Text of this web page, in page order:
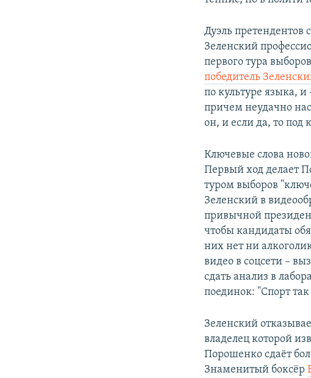
Дуэль претендентов
Зеленский
первого тура
победитель
по культуре языка,
причем неудачно
он, и если да, то
Ключевые слова
Первый ход делает
туром выборов
Зеленский в
привычной
чтобы кандидаты
них нет ни
видео в соцсети –
сдать анализ в
поединок: "Спорт так
Зеленский
владелец которой
Порошенко сдаёт
Знаменитый боксёр